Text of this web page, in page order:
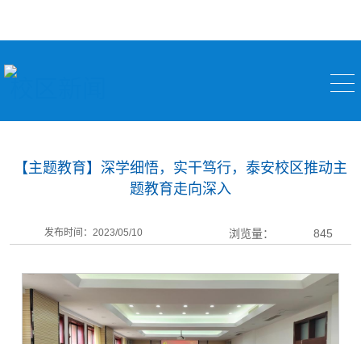
【主题教育】深学细悟，实干笃行，泰安校区推动主
题教育走向深入
发布时间：2023/05/10 浏览量： 845